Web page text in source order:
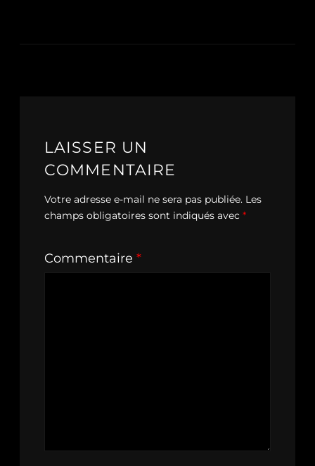
LAISSER UN
COMMENTAIRE
Votre adresse e-mail ne sera pas publiée. Les
champs obligatoires sont indiqués avec *
Commentaire *